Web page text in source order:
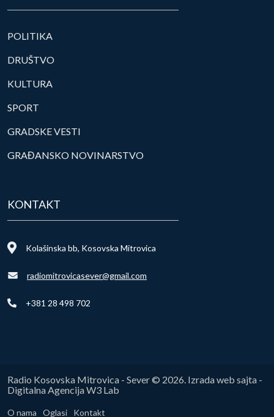
POLITIKA
DRUŠTVO
KULTURA
SPORT
GRADSKE VESTI
GRAĐANSKO NOVINARSTVO
KONTAKT
Kolašinska bb, Kosovska Mitrovica
radiomitrovicasever@gmail.com
+381 28 498 702
Radio Kosovska Mitrovica - Sever © 2026. Izrada web sajta -
Digitalna Agencija W3 Lab
O nama Oglasi Kontakt